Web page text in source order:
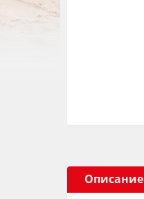
Описание